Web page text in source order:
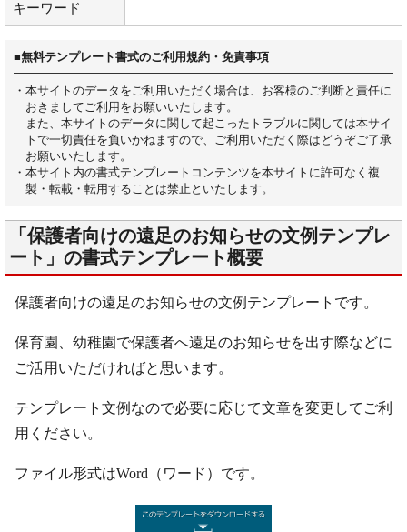
キーワード
■無料テンプレート書式のご利用規約・免責事項
・本サイトのデータをご利用いただく場合は、お客様のご判断と責任に
おきましてご利用をお願いいたします。
また、本サイトのデータに関して起こったトラブルに関しては本サイ
トで一切責任を負いかねますので、ご利用いただく際はどうぞご了承
お願いいたします。
・本サイト内の書式テンプレートコンテンツを本サイトに許可なく複
製・転載・転用することは禁止といたします。
「保護者向けの遠足のお知らせの文例テンプレ
ート」の書式テンプレート概要
保護者向けの遠足のお知らせの文例テンプレートです。
保育園、幼稚園で保護者へ遠足のお知らせを出す際などに
ご活用いただければと思います。
テンプレート文例なので必要に応じて文章を変更してご利
用ください。
ファイル形式はWord（ワード）です。